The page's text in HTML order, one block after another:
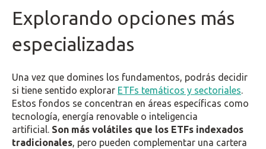
Explorando opciones más
especializadas
Una vez que domines los fundamentos, podrás decidir
si tiene sentido explorar ETFs temáticos y sectoriales.
Estos fondos se concentran en áreas específicas como
tecnología, energía renovable o inteligencia
artificial. Son más volátiles que los ETFs indexados
tradicionales, pero pueden complementar una cartera